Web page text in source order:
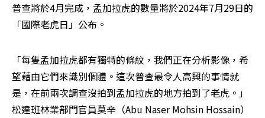
普查將於4月完成，孟加拉虎的數量將於2024年7月29日的
「國際老虎日」公布。
「每隻孟加拉虎都有獨特的條紋，我們正在分析影像，希
望藉由它們來識別個體。這次普查最令人高興的事情就
是，在前兩次調查沒拍到孟加拉虎的地方拍到了老虎。」
松達班林業部門官員莫辛（Abu Naser Mohsin Hossain）